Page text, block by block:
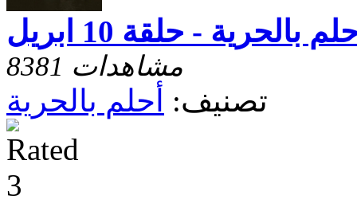
بالحرية - حلقة 10 ابريل
8381 مشاهدات
تصنيف: أحلم بالحرية